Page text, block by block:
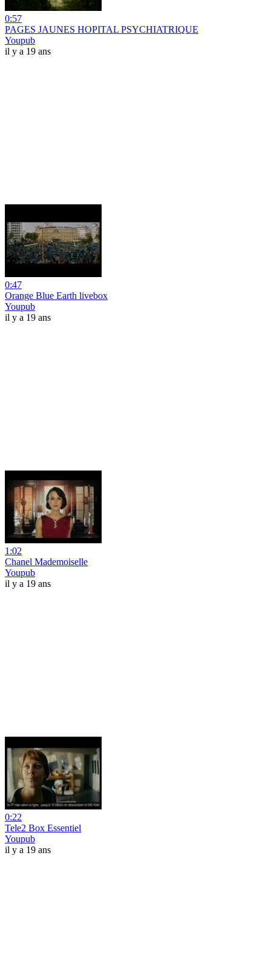
0:57
PAGES JAUNES HOPITAL PSYCHIATRIQUE
Youpub
il y a 19 ans
0:47
Orange Blue Earth livebox
Youpub
il y a 19 ans
1:02
Chanel Mademoiselle
Youpub
il y a 19 ans
0:22
Tele2 Box Essentiel
Youpub
il y a 19 ans